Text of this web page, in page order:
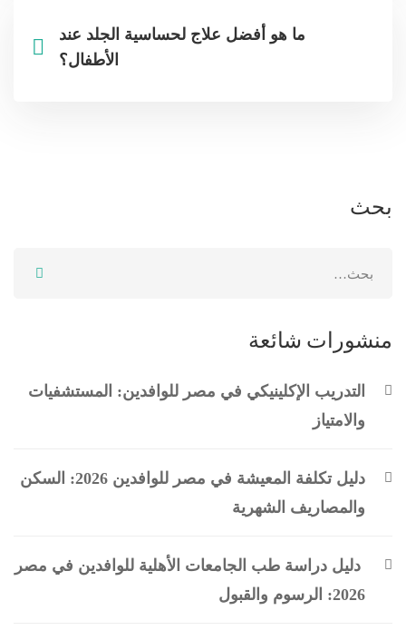
ما هو أفضل علاج لحساسية الجلد عند
الأطفال؟
بحث
منشورات شائعة
التدريب الإكلينيكي في مصر للوافدين: المستشفيات
والامتياز
دليل تكلفة المعيشة في مصر للوافدين 2026: السكن
والمصاريف الشهرية
دليل دراسة طب الجامعات الأهلية للوافدين في مصر
2026: الرسوم والقبول